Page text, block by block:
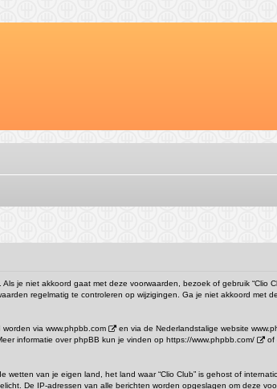
Als je niet akkoord gaat met deze voorwaarden, bezoek of gebruik “Clio
regelmatig te controleren op wijzigingen. Ga je niet akkoord met
worden via www.phpbb.com en via de Nederlandstalige website
informatie over phpBB kun je vinden op https://www.phpbb.com/
of
van je eigen land, het land waar “Clio Club” is gehost of
De IP-adressen van alle berichten worden opgeslagen om deze